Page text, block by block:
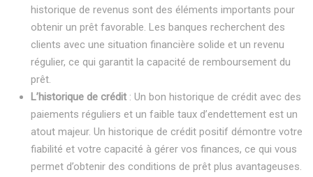
historique de revenus sont des éléments importants pour
obtenir un prêt favorable. Les banques recherchent des
clients avec une situation financière solide et un revenu
régulier, ce qui garantit la capacité de remboursement du
prêt.
L’historique de crédit : Un bon historique de crédit avec des
paiements réguliers et un faible taux d’endettement est un
atout majeur. Un historique de crédit positif démontre votre
fiabilité et votre capacité à gérer vos finances, ce qui vous
permet d’obtenir des conditions de prêt plus avantageuses.